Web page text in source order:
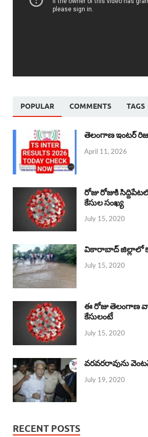
POPULAR COMMENTS TAGS
తెలంగాణ ఇంటర్
April 11, 2026
రోజు రోజుకి
కేసుల సంఖ్య
July 15, 2020
వికారాబాద్ జిల్లాలో
July 15, 2020
ఈ రోజు తెలంగాణ
కేసులంటే
July 15, 2020
వరవరరావును
July 19, 2020
RECENT POSTS